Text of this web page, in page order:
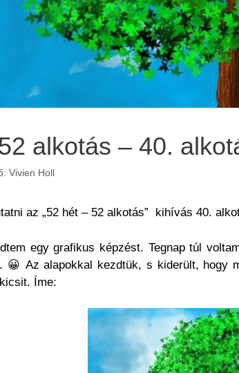
alkotás – 40.
Vivien Holl
az „52 hét – 52 alkotás” kihívás 40.
egy grafikus képzést. Tegnap túl
😀 Az alapokkal kezdtük, s kiderült, hogy
Íme: